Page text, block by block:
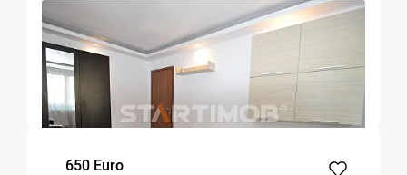
COMISION 50%
Apartament doua camere decomandat Astra
Brasov
m² dormitor
650 Euro